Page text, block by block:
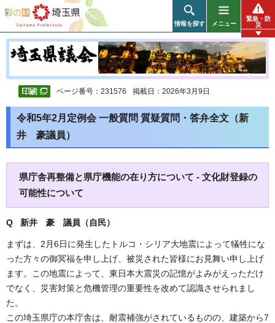
彩の国 埼玉県
情報を探す メニュー
緊急・防
災
ページ番号：231576 掲載日：2026年3月9日
令和5年2月定例会 一般質問 質疑質問・答弁全文（新
井 豪議員）
県庁舎再整備と県庁機能の在り方について - 文化財登録の
可能性について
Q 新井 豪 議員（自民）
まずは、2月6日に発生したトルコ・シリア大地震によって犠牲にな
った方々の御冥福を申し上げ、被災された皆様にお見舞い申し上げ
ます。この地震によって、東日本大震災の記憶がよみがえっただけ
でなく、災害対策と危機管理の重要性を改めて認識させられまし
た。
この埼玉県庁の本庁舎は、耐震補強がされているものの、建築から7